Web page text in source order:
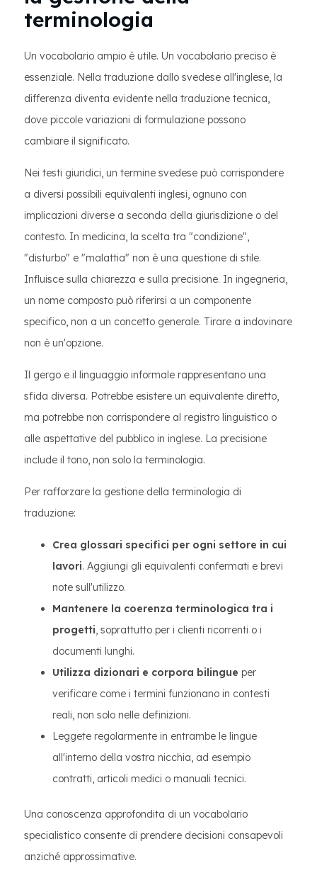
terminologia
Un vocabolario ampio è utile. Un vocabolario preciso è
essenziale. Nella traduzione dallo svedese all'inglese, la
differenza diventa evidente nella traduzione tecnica,
dove piccole variazioni di formulazione possono
cambiare il significato.
Nei testi giuridici, un termine svedese può corrispondere
a diversi possibili equivalenti inglesi, ognuno con
implicazioni diverse a seconda della giurisdizione o del
contesto. In medicina, la scelta tra "condizione",
"disturbo" e "malattia" non è una questione di stile.
Influisce sulla chiarezza e sulla precisione. In ingegneria,
un nome composto può riferirsi a un componente
specifico, non a un concetto generale. Tirare a indovinare
non è un'opzione.
Il gergo e il linguaggio informale rappresentano una
sfida diversa. Potrebbe esistere un equivalente diretto,
ma potrebbe non corrispondere al registro linguistico o
alle aspettative del pubblico in inglese. La precisione
include il tono, non solo la terminologia.
Per rafforzare la gestione della terminologia di
traduzione:
Crea glossari specifici per ogni settore in cui
lavori. Aggiungi gli equivalenti confermati e brevi
note sull'utilizzo.
Mantenere la coerenza terminologica tra i
progetti, soprattutto per i clienti ricorrenti o i
documenti lunghi.
Utilizza dizionari e corpora bilingue per
verificare come i termini funzionano in contesti
reali, non solo nelle definizioni.
Leggete regolarmente in entrambe le lingue
all'interno della vostra nicchia, ad esempio
contratti, articoli medici o manuali tecnici.
Una conoscenza approfondita di un vocabolario
specialistico consente di prendere decisioni consapevoli
anziché approssimative.